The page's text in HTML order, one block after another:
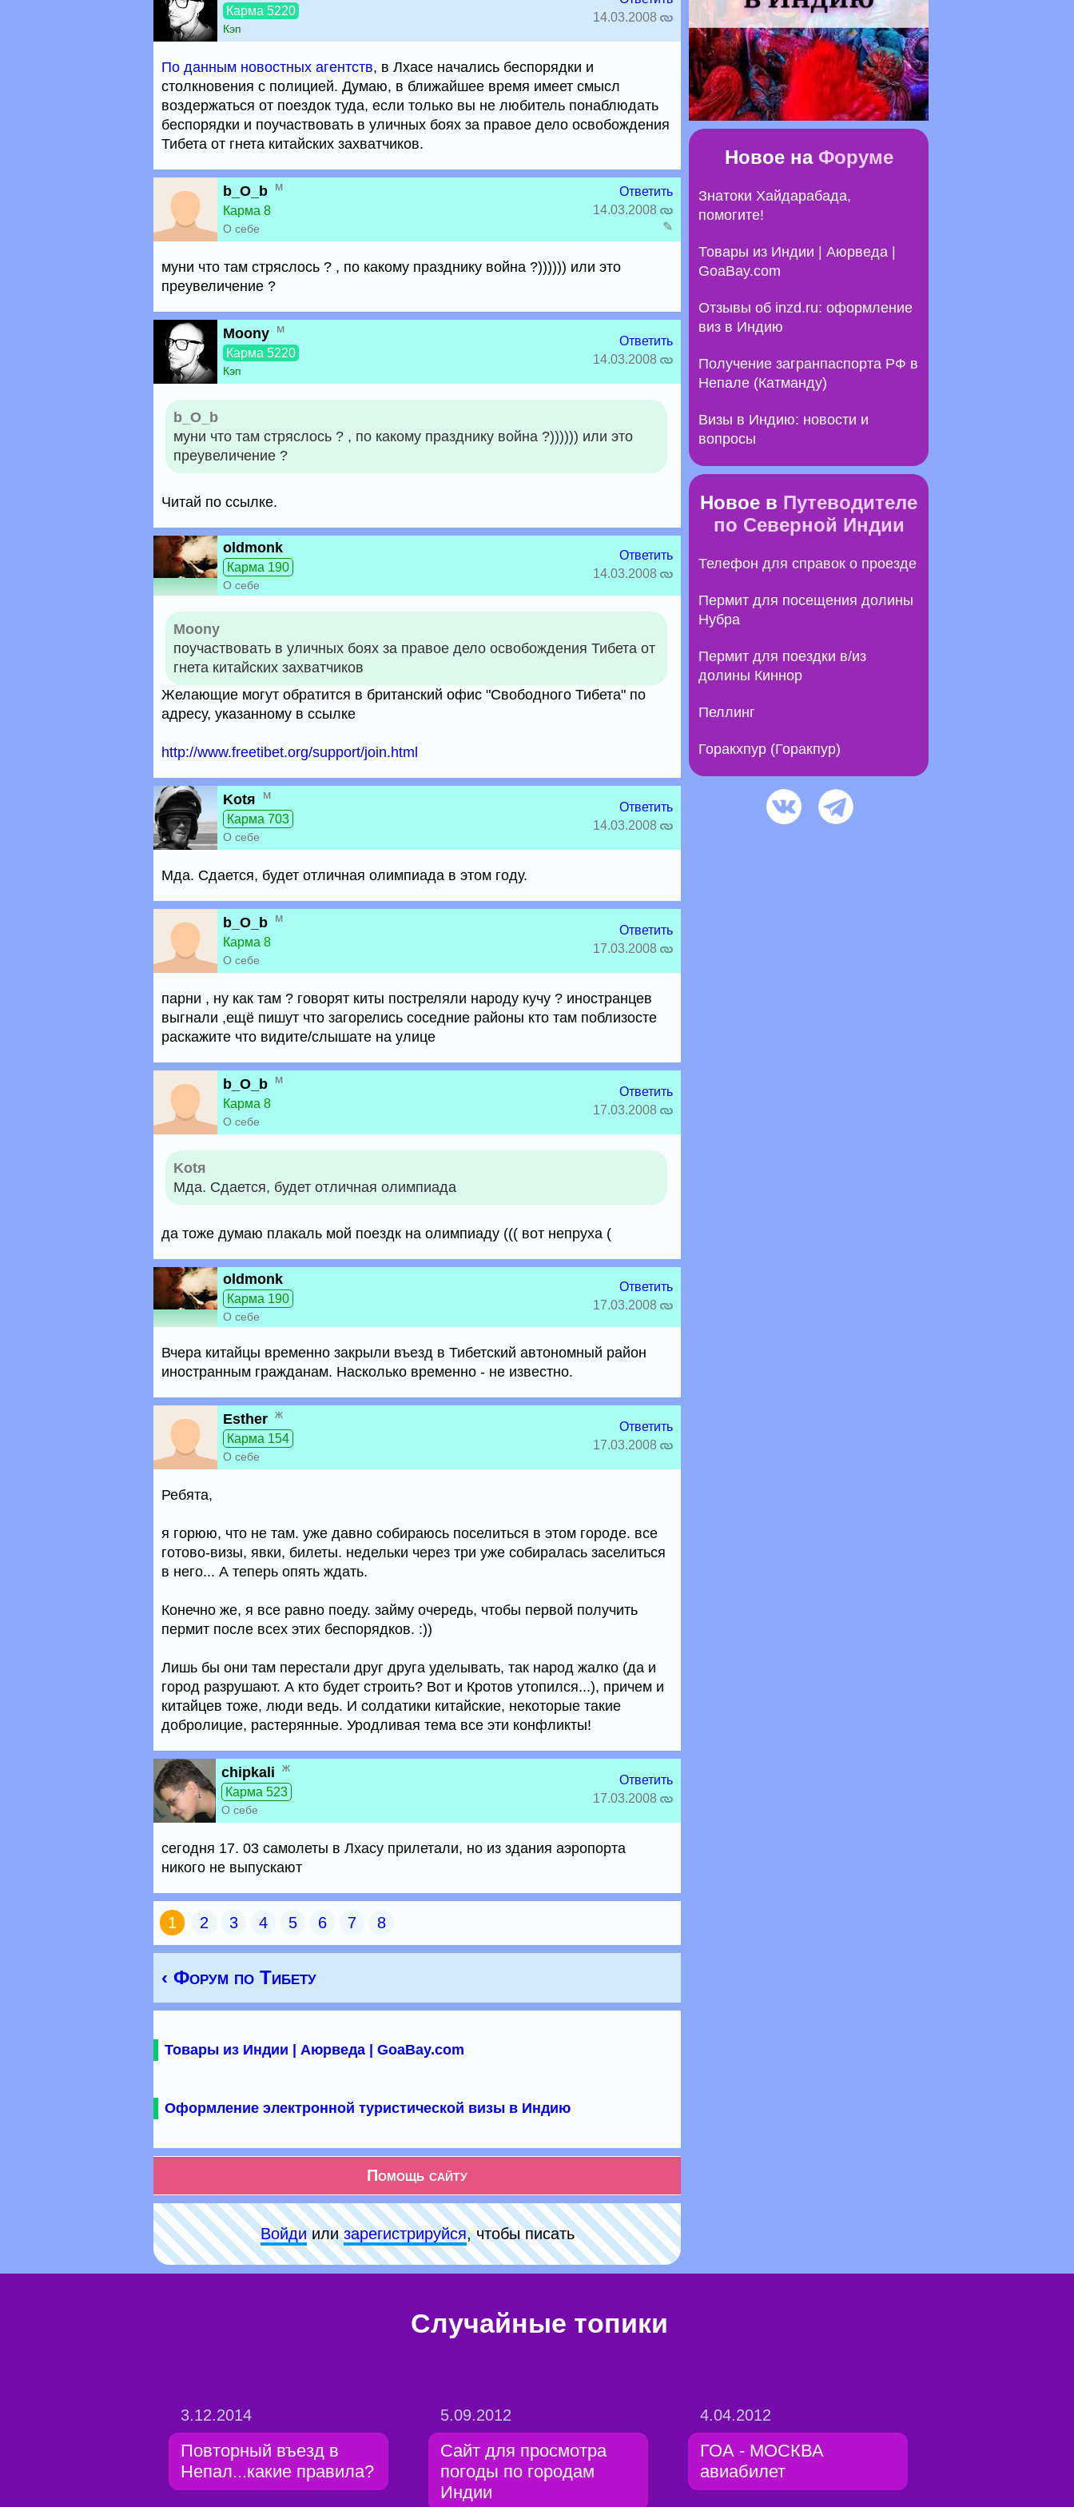
Карма 5220
Кэп
14.03.2008
По данным новостных агентств, в Лхасе начались беспорядки и
столкновения с полицией. Думаю, в ближайшее время имеет смысл
воздержаться от поездок туда, если только вы не любитель понаблюдать
беспорядки и поучаствовать в уличных боях за правое дело освобождения
Тибета от гнета китайских захватчиков.
b_O_b м
Карма 8
О себе
Ответить
14.03.2008
✎
муни что там стряслось ? , по какому празднику война ?)))))) или это
преувеличение ?
Moony м
Карма 5220
Кэп
Ответить
14.03.2008
b_O_b
муни что там стряслось ? , по какому празднику война ?)))))) или это
преувеличение ?
Читай по ссылке.
oldmonk
Карма 190
О себе
Ответить
14.03.2008
Moony
поучаствовать в уличных боях за правое дело освобождения Тибета от
гнета китайских захватчиков
Желающие могут обратится в британский офис "Свободного Тибета" по
адресу, указанному в ссылке
http://www.freetibet.org/support/join.html
Kotя
м
Карма 703
О себе
Ответить
14.03.2008
Мда. Сдается, будет отличная олимпиада в этом году.
b_O_b м
Карма 8
О себе
Ответить
17.03.2008
парни , ну как там ? говорят киты постреляли народу кучу ? иностранцев
выгнали ,ещё пишут что загорелись соседние районы кто там поблизосте
раскажите что видите/слышате на улице
b_O_b м
Карма 8
О себе
Ответить
17.03.2008
Kotя
Мда. Сдается, будет отличная олимпиада
да тоже думаю плакаль мой поездк на олимпиаду ((( вот непруха (
oldmonk
Карма 190
О себе
Ответить
17.03.2008
Вчера китайцы временно закрыли въезд в Тибетский автономный район
иностранным гражданам. Насколько временно - не известно.
Esther ж
Карма 154
О себе
Ответить
17.03.2008
Ребята,
я горюю, что не там. уже давно собираюсь поселиться в этом городе. все
готово-визы, явки, билеты. недельки через три уже собиралась заселиться
в него... А теперь опять ждать.
Конечно же, я все равно поеду. займу очередь, чтобы первой получить
пермит после всех этих беспорядков. :))
Лишь бы они там перестали друг друга уделывать, так народ жалко (да и
город разрушают. А кто будет строить? Вот и Кротов утопился...), причем и
китайцев тоже, люди ведь. И солдатики китайские, некоторые такие
добролицие, растерянные. Уродливая тема все эти конфликты!
chipkali ж
Карма 523
О себе
Ответить
17.03.2008
сегодня 17. 03 самолеты в Лхасу прилетали, но из здания аэропорта
никого не выпускают
1 2 3 4 5 6 7 8
‹ Форум по Тибету
Товары из Индии | Аюрведа | GoaBay.com
Оформление электронной туристической визы в Индию
Помощь сайту
Войдиилизарeгиcтpируйся, чтобы писать
Новое на Форуме
Знатоки Хайдарабада,
помогите!
Товары из Индии | Аюрведа |
GoaBay.com
Отзывы об inzd.ru: оформление
виз в Индию
Получение загранпаспорта РФ в
Непале (Катманду)
Визы в Индию: новости и
вопросы
Новое в Путеводителе
по Северной Индии
Телефон для справок о проезде
Пермит для посещения долины
Нубра
Пермит для поездки в/из
долины Киннор
Пеллинг
Горакхпур (Горакпур)
Случайные топики
3.12.2014
Повторный въезд в
Непал...какие правила?
5.09.2012
Сайт для просмотра
погоды по городам
Индии
4.04.2012
ГОА - МОСКВА
авиабилет